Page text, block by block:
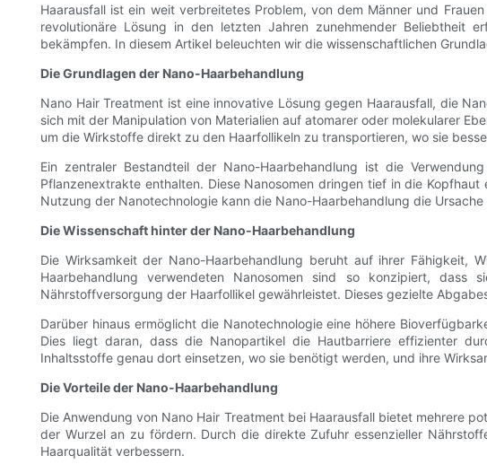
Haarausfall ist ein weit verbreitetes Problem, von dem Männer und
revolutionäre Lösung in den letzten Jahren zunehmender Beliebtheit
bekämpfen. In diesem Artikel beleuchten wir die wissenschaftlichen
Die Grundlagen der Nano-Haarbehandlung
Nano Hair Treatment ist eine innovative Lösung gegen Haarausfall, die
sich mit der Manipulation von Materialien auf atomarer oder molekularer
um die Wirkstoffe direkt zu den Haarfollikeln zu transportieren, wo sie
Ein zentraler Bestandteil der Nano-Haarbehandlung ist die
Pflanzenextrakte enthalten. Diese Nanosomen dringen tief in die
Nutzung der Nanotechnologie kann die Nano-Haarbehandlung die
Die Wissenschaft hinter der Nano-Haarbehandlung
Die Wirksamkeit der Nano-Haarbehandlung beruht auf ihrer
Haarbehandlung verwendeten Nanosomen sind so konzipiert,
Nährstoffversorgung der Haarfollikel gewährleistet. Dieses gezielte
Darüber hinaus ermöglicht die Nanotechnologie eine höhere
Dies liegt daran, dass die Nanopartikel die Hautbarriere effizienter
Inhaltsstoffe genau dort einsetzen, wo sie benötigt werden, und ihre
Die Vorteile der Nano-Haarbehandlung
Die Anwendung von Nano Hair Treatment bei Haarausfall bietet mehrere
der Wurzel an zu fördern. Durch die direkte Zufuhr essenzieller
Haarqualität verbessern.